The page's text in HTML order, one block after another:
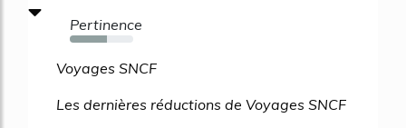
Pertinence
58%
Voyages SNCF
Les dernières réductions de Voyages SNCF